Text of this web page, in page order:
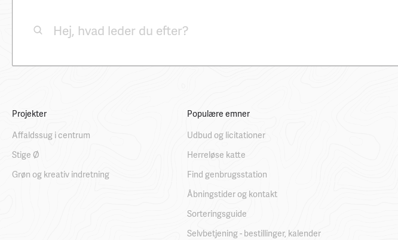
Projekter
Affaldssug i centrum
Stige Ø
Grøn og kreativ indretning
Populære emner
Udbud og licitationer
Herreløse katte
Find genbrugsstation
Åbningstider og kontakt
Sorteringsguide
Selvbetjening - bestillinger, kalender